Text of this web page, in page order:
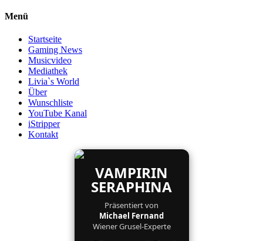
Menü
Startseite
Gaming News
Musicvideo
Mediathek
Livia`s World
Über
Wunschliste
YouTube Kanal
iStripper
Kontakt
VAMPIRIN
SERAPHINA
Präsentiert von
Michael Fernand
Wiener Grusel-Experte